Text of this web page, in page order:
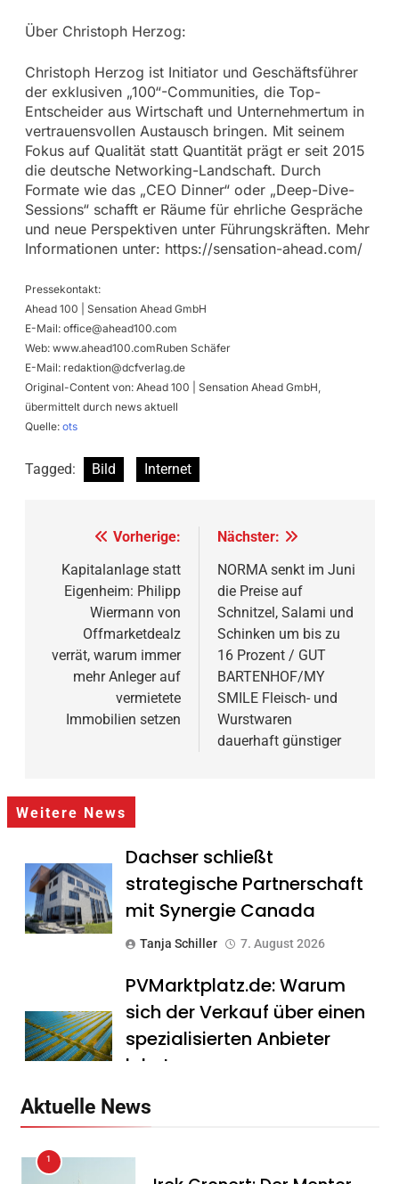
Über Christoph Herzog:
Christoph Herzog ist Initiator und Geschäftsführer
der exklusiven „100“-Communities, die Top-
Entscheider aus Wirtschaft und Unternehmertum in
vertrauensvollen Austausch bringen. Mit seinem
Fokus auf Qualität statt Quantität prägt er seit 2015
die deutsche Networking-Landschaft. Durch
Formate wie das „CEO Dinner“ oder „Deep-Dive-
Sessions“ schafft er Räume für ehrliche Gespräche
und neue Perspektiven unter Führungskräften. Mehr
Informationen unter: https://sensation-ahead.com/
Pressekontakt:
Ahead 100 | Sensation Ahead GmbH
E-Mail: office@ahead100.com
Web: www.ahead100.comRuben Schäfer
E-Mail: redaktion@dcfverlag.de
Original-Content von: Ahead 100 | Sensation Ahead GmbH,
übermittelt durch news aktuell
Quelle: ots
Tagged: Bild Internet
Beitragsnavigation
Vorherige:
Kapitalanlage statt
Eigenheim: Philipp
Wiermann von
Offmarketdealz
verrät, warum immer
mehr Anleger auf
vermietete
Immobilien setzen
Nächster:
NORMA senkt im Juni
die Preise auf
Schnitzel, Salami und
Schinken um bis zu
16 Prozent / GUT
BARTENHOF/MY
SMILE Fleisch- und
Wurstwaren
dauerhaft günstiger
Weitere News
Dachser schließt
strategische Partnerschaft
mit Synergie Canada
Tanja Schiller 7. August 2026
PVMarktplatz.de: Warum
sich der Verkauf über einen
spezialisierten Anbieter
lohnt
Aktuelle News
1